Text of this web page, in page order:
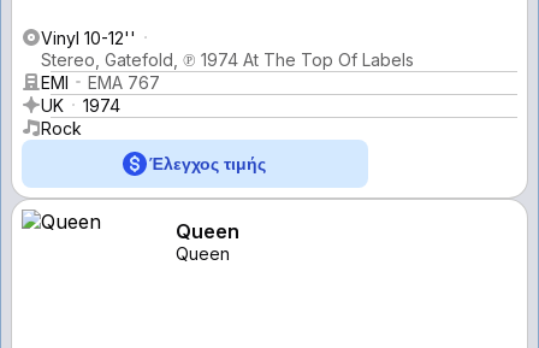
Vinyl 10-12''
Stereo, Gatefold, ℗ 1974 At The Top Of Labels
EMI
EMA 767
UK
1974
Rock
Έλεγχος τιμής
Queen
Queen